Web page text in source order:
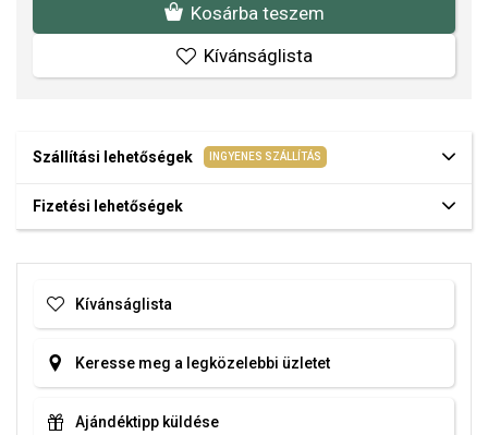
Kosárba teszem
Kívánságlista
Szállítási lehetőségek INGYENES SZÁLLÍTÁS
Fizetési lehetőségek
Kívánságlista
Keresse meg a legközelebbi üzletet
Ajándéktipp küldése